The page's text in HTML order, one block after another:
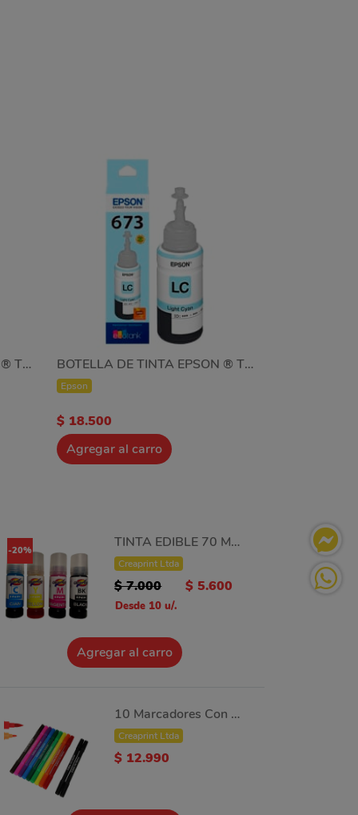
BOTELLA DE TINTA EPSON ® T673220-AL Cyan BOTELLA DE TINTA EPSON ® T673520-AL Cyan Claro
Epson
$ 18.500
Agregar al carro
-20% TINTA EDIBLE 70 ML PARA EPSON
Creaprint Ltda
$ 7.000 $ 5.600
Desde 10 u/.
Agregar al carro
10 Marcadores Con Tinta Comestible Doble Punta Decorado Tortas.
Creaprint Ltda
$ 12.990